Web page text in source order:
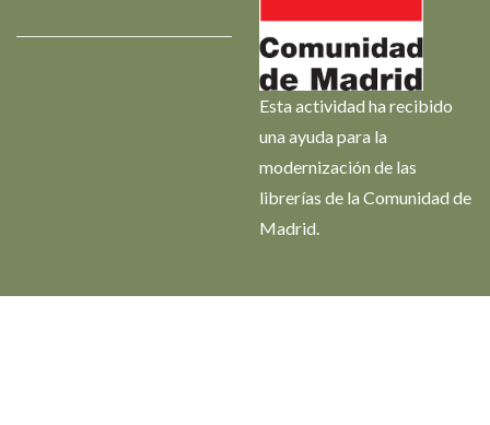
Esta actividad ha recibido
una ayuda para la
modernización de las
librerías de la Comunidad de
Madrid.